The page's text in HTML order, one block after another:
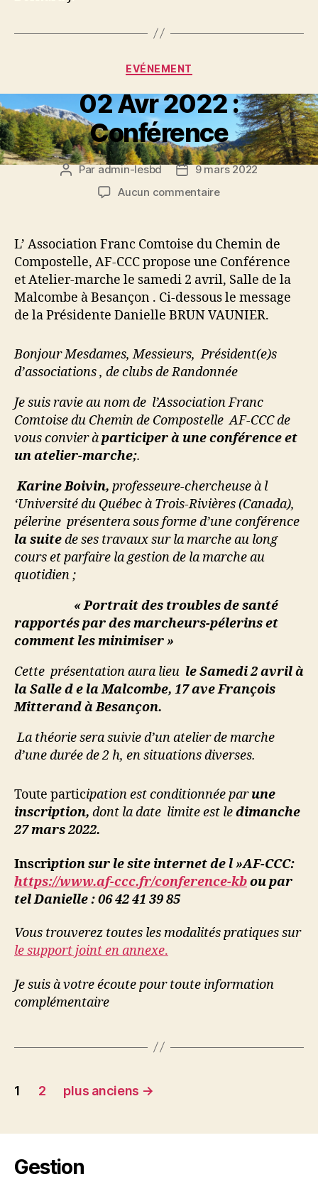
Catégories
EVÉNEMENT
02 Avr 2022 :
Conférence
Auteur
l’article
Par admin-lesbd
Date9 mars 2022
Aucun commentairesur
2022
Conférence
L’ Association Franc Comtoise du Chemin de
Compostelle, AF-CCC propose une Conférence
et Atelier-marche le samedi 2 avril, Salle de la
Malcombe à Besançon . Ci-dessous le message
de la Présidente Danielle BRUN VAUNIER.
Bonjour Mesdames, Messieurs, Président(e)s
d’associations , de clubs de Randonnée
Je suis ravie au nom de l’Association Franc
Comtoise du Chemin de Compostelle AF-CCC de
vous convier àparticiper à une conférence et
un atelier-marche;.
Karine Boivin, professeure-chercheuse à l
‘Université du Québec à Trois-Rivières (Canada),
pélerine présentera sous forme d’une conférence
la suitede ses travaux sur la marche au long
cours et parfaire la gestion de la marche au
quotidien ;
« Portrait des troubles de santé
rapportés par des marcheurs-pélerins et
comment les minimiser »
Cette présentation aura lieu le Samedi 2 avril à
la Salle d e la Malcombe, 17 ave François
Mitterand à Besançon.
La théorie sera suivie d’un atelier de marche
d’une durée de 2 h, en situations diverses.
Toute participation est conditionnée parune
inscription, dont la date limite est ledimanche
27 mars 2022.
Inscription sur le site internet de l »AF-CCC:
https://www.af-ccc.fr/conference-kbou par
tel Danielle : 06 42 41 39 85
Vous trouverez toutes les modalités pratiques sur
le support joint en annexe.
Je suis à votre écoute pour toute information
complémentaire
Pagination
publications
1 2 plus anciens →
Gestion